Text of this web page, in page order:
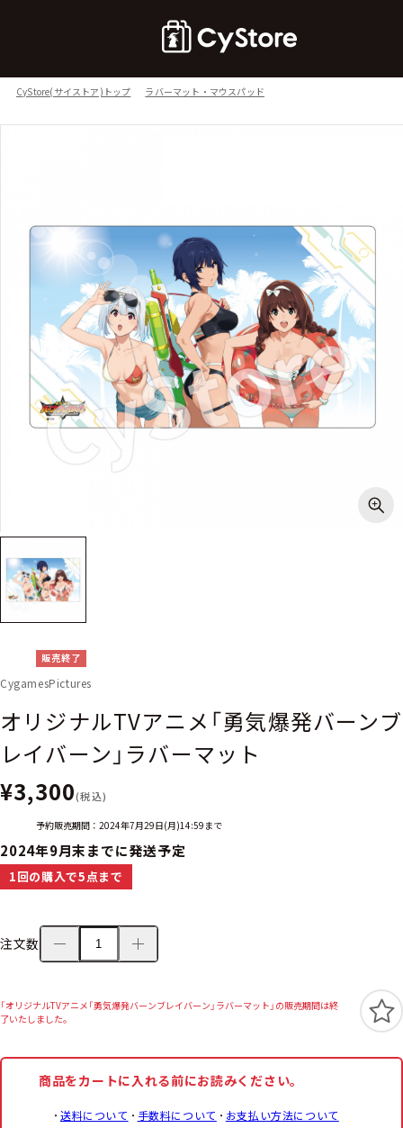
CyStore(サイストア)トップ ラバーマット・マウスパッド
販売終了
CygamesPictures
オリジナルTVアニメ「勇気爆発バーンブ
レイバーン」ラバーマット
¥3,300(税込)
予約販売期間：2024年7月29日(月)14:59まで
2024年9月末までに発送予定
1回の購入で5点まで
注文数
「オリジナルTVアニメ「勇気爆発バーンブレイバーン」ラバーマット」の販売期間は終
了いたしました。
商品をカートに入れる前にお読みください。
送料について 手数料について
お支払い方法について